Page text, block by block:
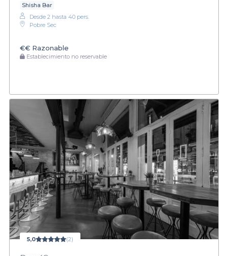
Shisha Bar
Desde 2 hasta 40 pers.
Pobre Sec
€€ Razonable
Establecimiento no reservable
5,0 (2)